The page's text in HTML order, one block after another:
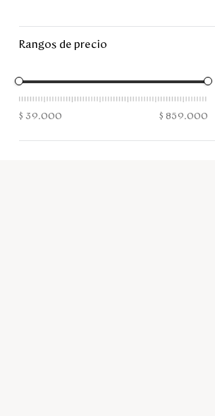
rangos de precio
$ 39.000 $ 859.000